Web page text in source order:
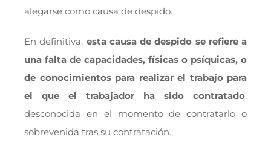
alegarse como causa de despido.
En definitiva, esta causa de despido se refiere a
una falta de capacidades, físicas o psíquicas, o
de conocimientos para realizar el trabajo para
el que el trabajador ha sido contratado,
desconocida en el momento de contratarlo o
sobrevenida tras su contratación.